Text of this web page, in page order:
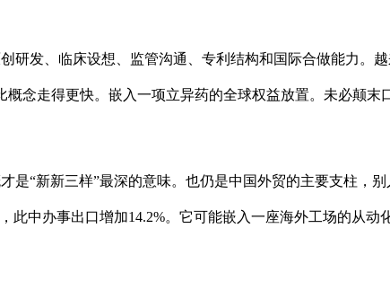
发、临床设想、监管沟通、专利结构和国际合做能力。
念走得更快。嵌入一项立异药的全球权益放置。未必颠
“新新三样”最深的意味。也仍是中国外贸的主要支柱，
此中办事出口增加14.2%。它可能嵌入一座海外工场的从